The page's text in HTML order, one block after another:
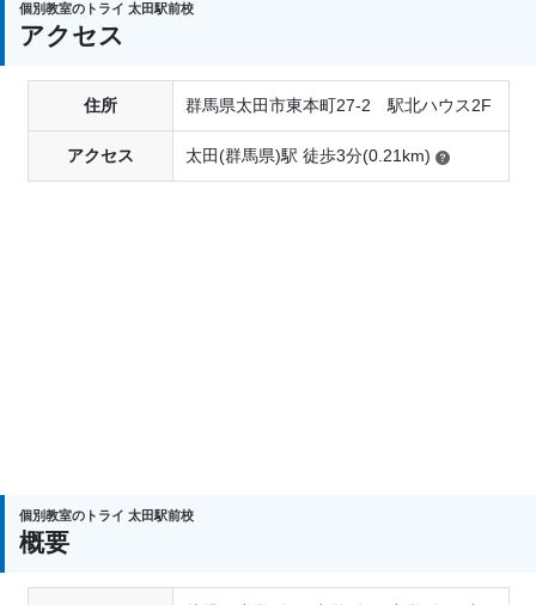
個別教室のトライ 太田駅前校
アクセス
住所 群馬県太田市東本町27-2 駅北ハウス2F
アクセス 太田(群馬県)駅 徒歩3分(0.21km)
個別教室のトライ 太田駅前校
概要